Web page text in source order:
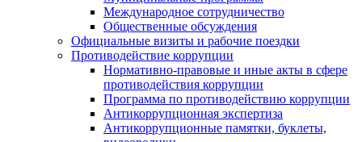
Международное сотрудничество
Общественные обсуждения
Официальные визиты и рабочие поездки
Противодействие коррупции
Нормативно-правовые и иные акты в сфере
противодействия коррупции
Программа по противодействию коррупции
Антикоррупционная экспертиза
Антикоррупционные памятки, буклеты,